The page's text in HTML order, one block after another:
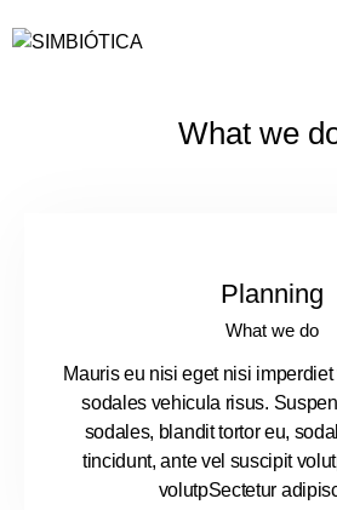
What we
Planning
What we do
Mauris eu nisi eget nisi
sodales vehicula risus.
sodales, blandit tortor eu,
tincidunt, ante vel suscipit
volutpSectetur